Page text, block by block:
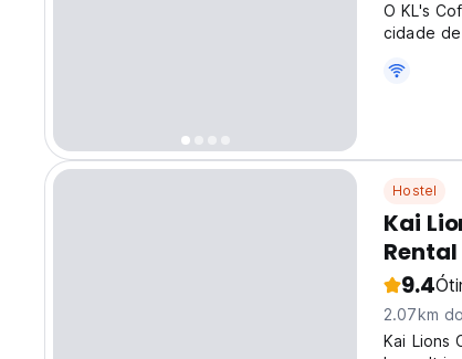
O KL's
cidade
Hostel
Kai
Rental
9.4
2.07km
Kai Lions